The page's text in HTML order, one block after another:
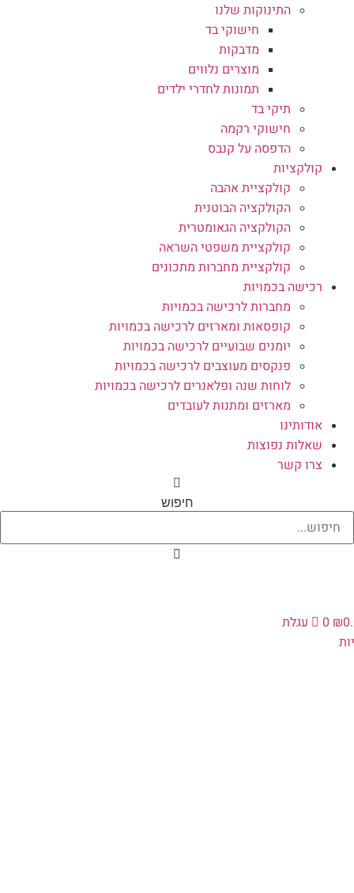
התינוקות שלנו
חישוקי בד
מדבקות
מוצרים נלווים
תמונות לחדרי ילדים
תיקי בד
חישוקי רקמה
הדפסה על קנבס
קולקציות
קולקציית אהבה
הקולקציה הבוטנית
הקולקציה הגאומטרית
קולקציית משפטי השראה
קולקציית מחברות מתכונים
רכישה בכמויות
מחברות לרכישה בכמויות
קופסאות ומארזים לרכישה בכמויות
יומנים שבועיים לרכישה בכמויות
פנקסים מעוצבים לרכישה בכמויות
לוחות שנה ופלאנרים לרכישה בכמויות
מארזים ומתנות לעובדים
אודותינו
שאלות נפוצות
צרו קשר
חיפוש
₪
0
עגלת